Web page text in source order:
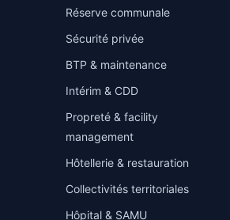
Réserve communale
Sécurité privée
BTP & maintenance
Intérim & CDD
Propreté & facility
management
Hôtellerie & restauration
Collectivités territoriales
Hôpital & SAMU